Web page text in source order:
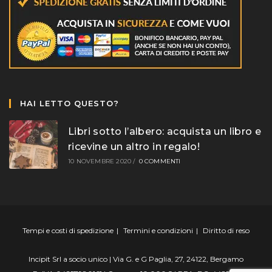
HAI LETTO QUESTO?
Libri sotto l’albero: acquista un libro e
ricevine un altro in regalo!
10 NOVEMBRE 2020 / 0 COMMENTI
Tempi e costi di spedizione Termini e condizioni Diritto di reso
Incipit Srl a socio unico | Via G. e G Paglia, 27, 24122, Bergamo